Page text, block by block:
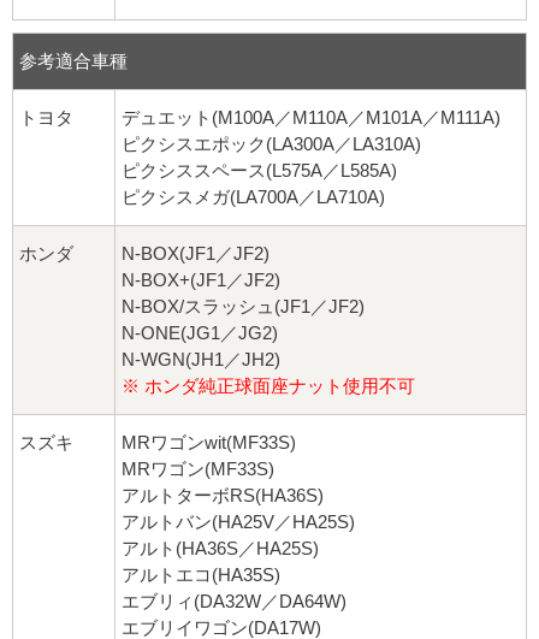
参考適合車種
トヨタ
デュエット(M100A／M110A／M101A／M111A)
ピクシスエポック(LA300A／LA310A)
ピクシススペース(L575A／L585A)
ピクシスメガ(LA700A／LA710A)
ホンダ
N-BOX(JF1／JF2)
N-BOX+(JF1／JF2)
N-BOX/スラッシュ(JF1／JF2)
N-ONE(JG1／JG2)
N-WGN(JH1／JH2)
※ ホンダ純正球面座ナット使用不可
スズキ
MRワゴンwit(MF33S)
MRワゴン(MF33S)
アルトターボRS(HA36S)
アルトバン(HA25V／HA25S)
アルト(HA36S／HA25S)
アルトエコ(HA35S)
エブリィ(DA32W／DA64W)
エブリイワゴン(DA17W)